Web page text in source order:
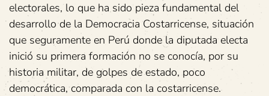
electorales, lo que ha sido pieza fundamental del
desarrollo de la Democracia Costarricense, situación
que seguramente en Perú donde la diputada electa
inició su primera formación no se conocía, por su
historia militar, de golpes de estado, poco
democrática, comparada con la costarricense.